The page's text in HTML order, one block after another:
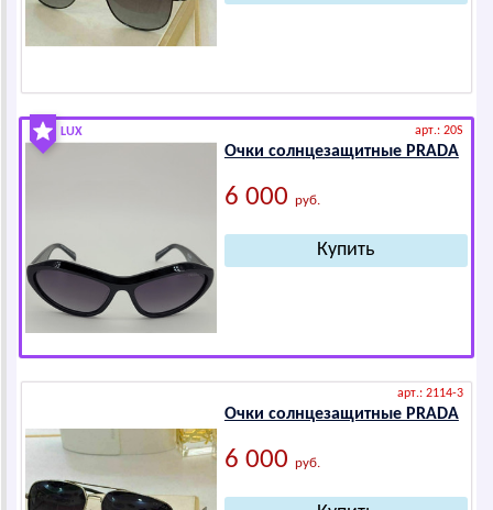
LUX арт.: 20S
Очки солнцезащитные РRАDА
6 000 руб.
арт.: 2114-3
Очки солнцезащитные РRАDА
6 000 руб.